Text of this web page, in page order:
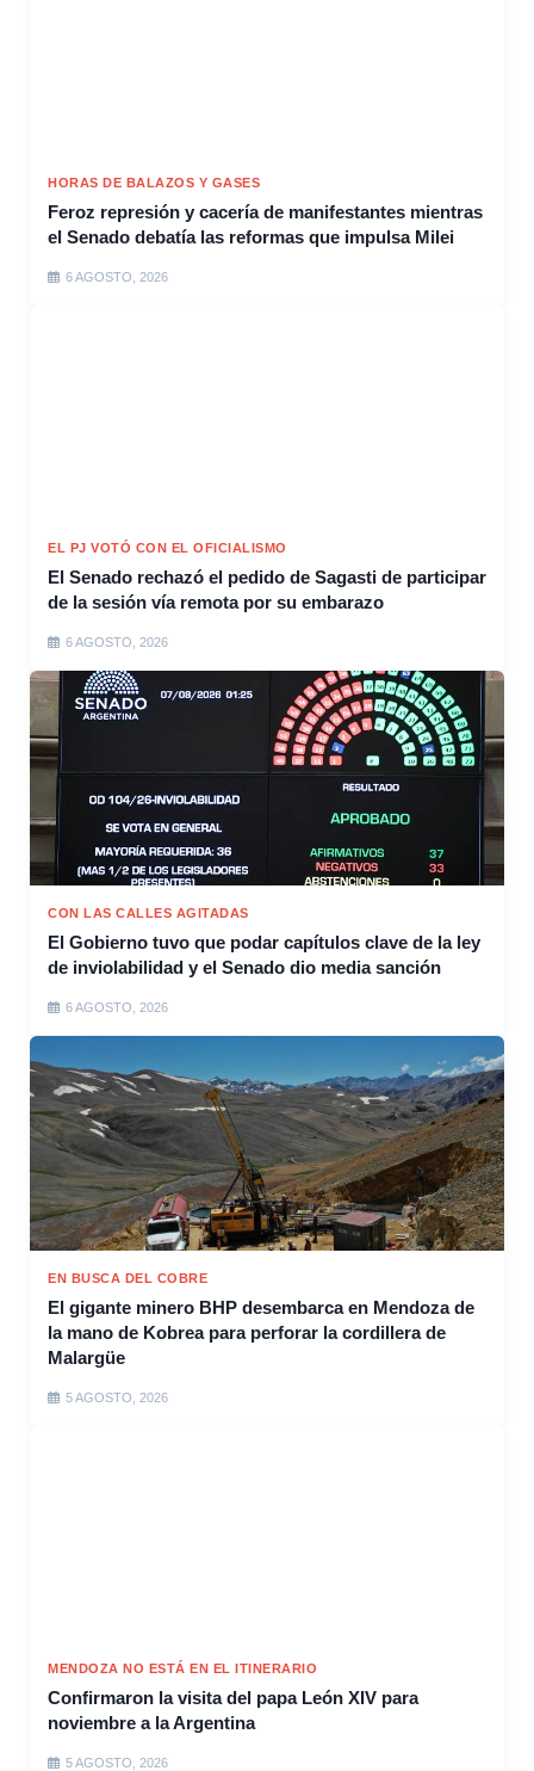
HORAS DE BALAZOS Y GASES
Feroz represión y cacería de manifestantes mientras
el Senado debatía las reformas que impulsa Milei
6 AGOSTO, 2026
EL PJ VOTÓ CON EL OFICIALISMO
El Senado rechazó el pedido de Sagasti de participar
de la sesión vía remota por su embarazo
6 AGOSTO, 2026
CON LAS CALLES AGITADAS
El Gobierno tuvo que podar capítulos clave de la ley
de inviolabilidad y el Senado dio media sanción
6 AGOSTO, 2026
EN BUSCA DEL COBRE
El gigante minero BHP desembarca en Mendoza de
la mano de Kobrea para perforar la cordillera de
Malargüe
5 AGOSTO, 2026
MENDOZA NO ESTÁ EN EL ITINERARIO
Confirmaron la visita del papa León XIV para
noviembre a la Argentina
5 AGOSTO, 2026